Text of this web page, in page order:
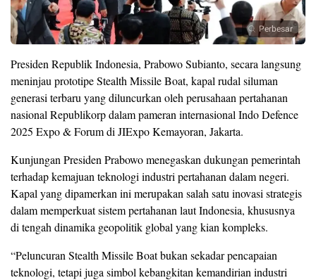
Perbesar
Presiden Republik Indonesia, Prabowo Subianto, secara langsung
meninjau prototipe Stealth Missile Boat, kapal rudal siluman
generasi terbaru yang diluncurkan oleh perusahaan pertahanan
nasional Republikorp dalam pameran internasional Indo Defence
2025 Expo & Forum di JIExpo Kemayoran, Jakarta.
Kunjungan Presiden Prabowo menegaskan dukungan pemerintah
terhadap kemajuan teknologi industri pertahanan dalam negeri.
Kapal yang dipamerkan ini merupakan salah satu inovasi strategis
dalam memperkuat sistem pertahanan laut Indonesia, khususnya
di tengah dinamika geopolitik global yang kian kompleks.
“Peluncuran Stealth Missile Boat bukan sekadar pencapaian
teknologi, tetapi juga simbol kebangkitan kemandirian industri